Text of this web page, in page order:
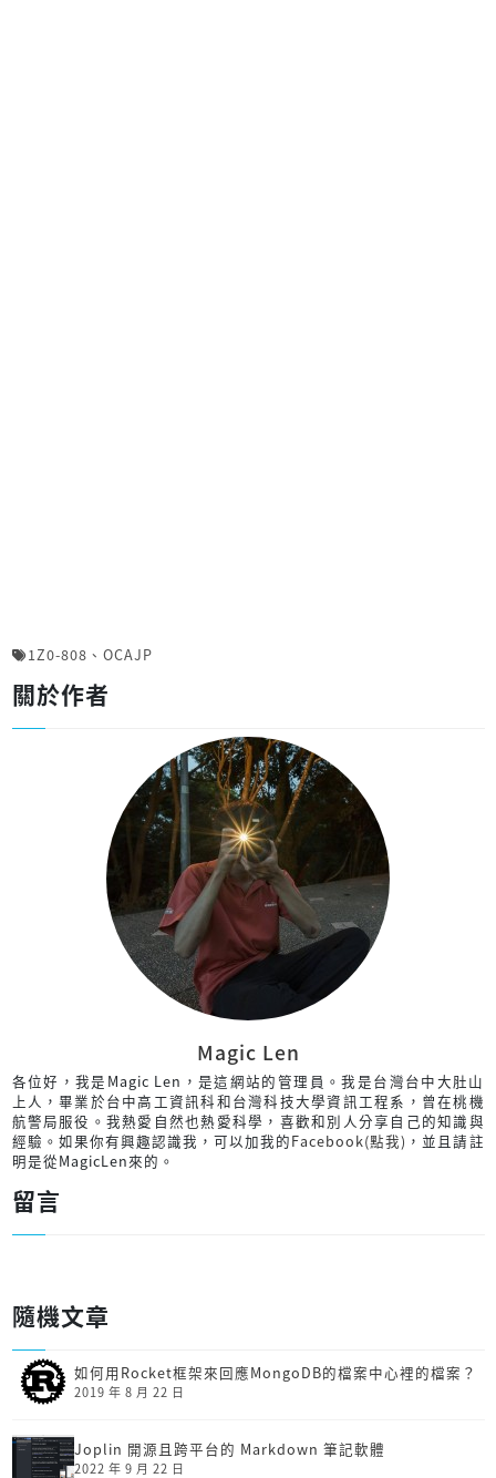
1Z0-808 、 OCAJP
關於作者
Magic Len
各位好，我是Magic Len，是這網站的管理員。我是台灣台中大肚山
上人，畢業於台中高工資訊科和台灣科技大學資訊工程系，曾在桃機
航警局服役。我熱愛自然也熱愛科學，喜歡和別人分享自己的知識與
經驗。如果你有興趣認識我，可以加我的Facebook(點我) ，並且請註
明是從MagicLen來的。
留言
隨機文章
如何用Rocket框架來回應MongoDB的檔案中心裡的檔案？
2019 年 8 月 22 日
Joplin 開源且跨平台的 Markdown 筆記軟體
2022 年 9 月 22 日